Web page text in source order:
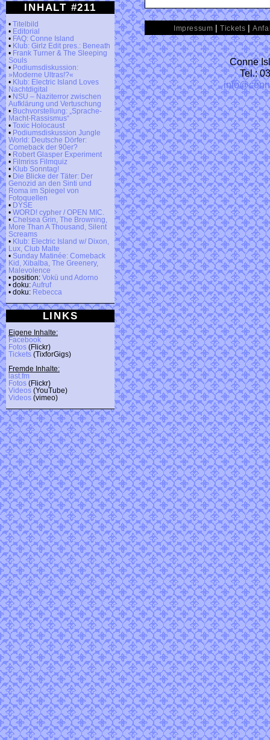
INHALT #211
• Titelbild
• Editorial
• FAQ: Conne Island
• Klub: Girlz Edit pres.: Beneath
• Frank Turner & The Sleeping
Souls
• Podiumsdiskussion:
»Moderne Ultras!?«
• Klub: Electric Island Loves
Nachtdigital
• NSU – Naziterror zwischen
Aufklärung und Vertuschung
• Buchvorstellung: „Sprache-
Macht-Rassismus“
• Toxic Holocaust
• Podiumsdiskussion Jungle
World: Deutsche Dörfer:
Comeback der 90er?
• Robert Glasper Experiment
• Filmriss Filmquiz
• Klub Sonntag!
• Die Blicke der Täter: Der
Genozid an den Sinti und
Roma im Spiegel von
Fotoquellen
• DŸSE
• WORD! cypher / OPEN MIC.
• Chelsea Grin, The Browning,
More Than A Thousand, Silent
Screams
• Klub: Electric Island w/ Dixon,
Lux, Club Malte
• Sunday Matinée: Comeback
Kid, Xibalba, The Greenery,
Malevolence
• position: Vokü und Adorno
• doku:Aufruf
• doku: Rebecca
LINKS
Eigene Inhalte:
Facebook
Fotos (Flickr)
Tickets (TixforGigs)
Fremde Inhalte:
last.fm
Fotos (Flickr)
Videos (YouTube)
Videos (vimeo)
Impressum |Tickets |
Conne
Tel.: